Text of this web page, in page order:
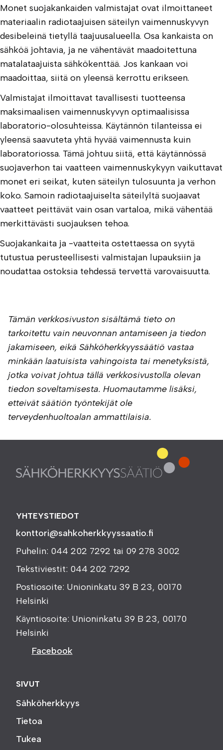
Monet suojakankaiden valmistajat ovat ilmoittaneet
materiaalin radiotaajuisen säteilyn vaimennuskyvyn
desibeleinä tietyllä taajuusalueella. Osa kankaista on
sähköä johtavia, ja ne vähentävät maadoitettuna
matalataajuista sähkökenttää. Jos kankaan voi
maadoittaa, siitä on yleensä kerrottu erikseen.
Valmistajat ilmoittavat tavallisesti tuotteensa
maksimaalisen vaimennuskyvyn optimaalisissa
laboratorio-olosuhteissa. Käytännön tilanteissa ei
yleensä saavuteta yhtä hyvää vaimennusta kuin
laboratoriossa. Tämä johtuu siitä, että käytännössä
suojaverhon tai vaatteen vaimennuskykyyn vaikuttavat
monet eri seikat, kuten säteilyn tulosuunta ja verhon
koko. Samoin radiotaajuiselta säteilyltä suojaavat
vaatteet peittävät vain osan vartaloa, mikä vähentää
merkittävästi suojauksen tehoa.
Suojakankaita ja -vaatteita ostettaessa on syytä
tutustua perusteellisesti valmistajan lupauksiin ja
noudattaa ostoksia tehdessä tervettä varovaisuutta.
Tämän verkkosivuston sisältämä tieto on
tarkoitettu vain neuvonnan antamiseen ja tiedon
jakamiseen, eikä Sähköherkkyyssäätiö vastaa
minkään laatuisista vahingoista tai menetyksistä,
jotka voivat johtua tällä verkkosivustolla olevan
tiedon soveltamisesta. Huomautamme lisäksi,
etteivät säätiön työntekijät ole
terveydenhuoltoalan ammattilaisia.
YHTEYSTIEDOT
konttori@sahkoherkkyyssaatio.fi
Puhelin: 044 202 7292 tai 09 278 3002
Tekstiviestit: 044 202 7292
Postiosoite: Unioninkatu 39 B 23, 00170
Helsinki
Käyntiosoite: Unioninkatu 39 B 23, 00170
Helsinki
Facebook
SIVUT
Sähköherkkyys
Tietoa
Tukea